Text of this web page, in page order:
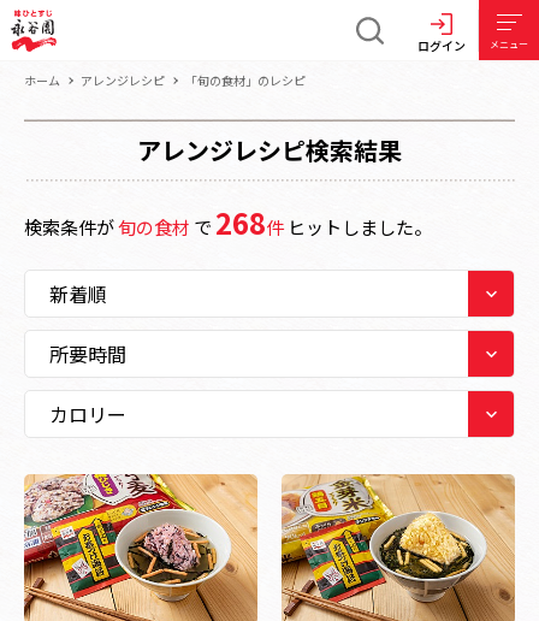
ログイン メニュー
ホーム アレンジレシピ 「旬の食材」のレシピ
アレンジレシピ検索結果
検索条件が旬の食材 で 268件 ヒットしました。